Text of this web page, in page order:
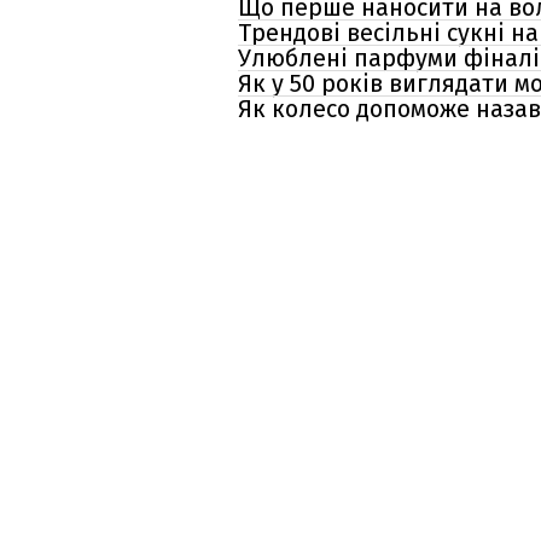
Що перше наносити на
Трендові весільні сукні
Улюблені парфуми
Як у 50 років виглядати
Як колесо допоможе